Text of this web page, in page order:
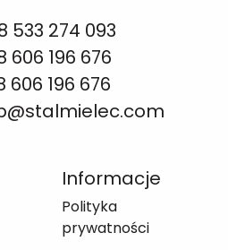
533 274 093
606 196 676
606 196 676
Informacje
Polityka
prywatności